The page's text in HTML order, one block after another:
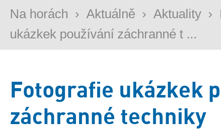
Na horách › Aktuálně › Aktuality ›
ukázkek používání záchranné t ...
Fotografie ukázkek
záchranné techniky